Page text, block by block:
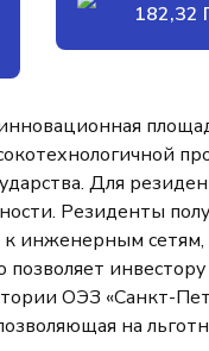
182,32
Для
Резиденты
инженерным
ОЭЗ «Санкт-
на